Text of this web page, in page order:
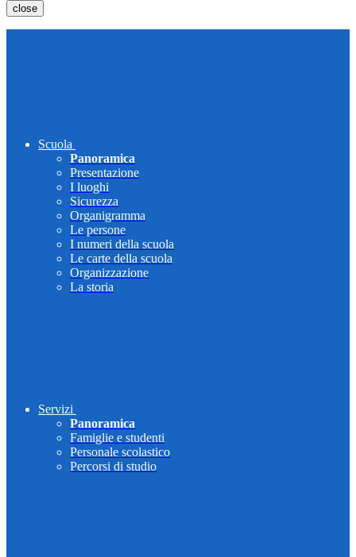
close
Scuola
Panoramica
Presentazione
I luoghi
Sicurezza
Organigramma
Le persone
I numeri della scuola
Le carte della scuola
Organizzazione
La storia
Servizi
Panoramica
Famiglie e studenti
Personale scolastico
Percorsi di studio